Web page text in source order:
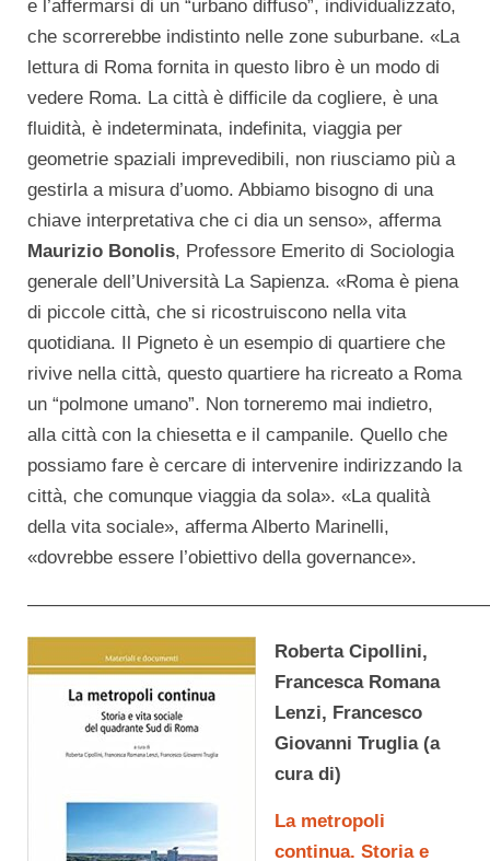
e l’affermarsi di un “urbano diffuso”, individualizzato,
che scorrerebbe indistinto nelle zone suburbane. «La
lettura di Roma fornita in questo libro è un modo di
vedere Roma. La città è difficile da cogliere, è una
fluidità, è indeterminata, indefinita, viaggia per
geometrie spaziali imprevedibili, non riusciamo più a
gestirla a misura d’uomo. Abbiamo bisogno di una
chiave interpretativa che ci dia un senso», afferma
Maurizio Bonolis, Professore Emerito di Sociologia
generale dell’Università La Sapienza. «Roma è piena
di piccole città, che si ricostruiscono nella vita
quotidiana. Il Pigneto è un esempio di quartiere che
rivive nella città, questo quartiere ha ricreato a Roma
un “polmone umano”. Non torneremo mai indietro,
alla città con la chiesetta e il campanile. Quello che
possiamo fare è cercare di intervenire indirizzando la
città, che comunque viaggia da sola». «La qualità
della vita sociale», afferma Alberto Marinelli,
«dovrebbe essere l’obiettivo della governance».
Roberta Cipollini,
Francesca Romana
Lenzi, Francesco
Giovanni Truglia (a
cura di)
La metropoli
continua. Storia e